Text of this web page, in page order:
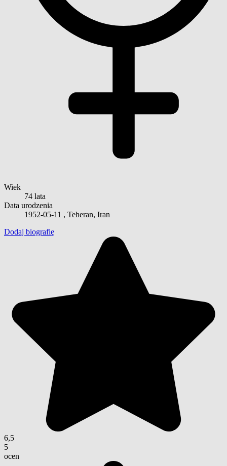
Wiek
74 lata
Data urodzenia
1952-05-11 , Teheran, Iran
Dodaj biografię
6,5
5
ocen